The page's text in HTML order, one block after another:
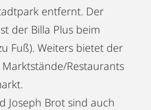
entfernt. Der
der Billa Plus beim
Fuß). Weiters bietet der
Restaurants
Joseph Brot sind auch